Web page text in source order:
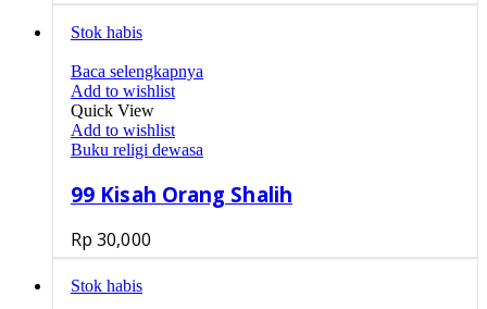
Stok habis
Baca selengkapnya
Add to wishlist
Quick View
Add to wishlist
Buku religi dewasa
99 Kisah Orang Shalih
Rp 30,000
Stok habis